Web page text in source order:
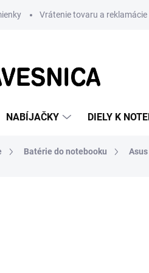
Vrátenie tovaru a reklamácie
NABÍJAČKY DIELY K
Batérie do notebooku Asus